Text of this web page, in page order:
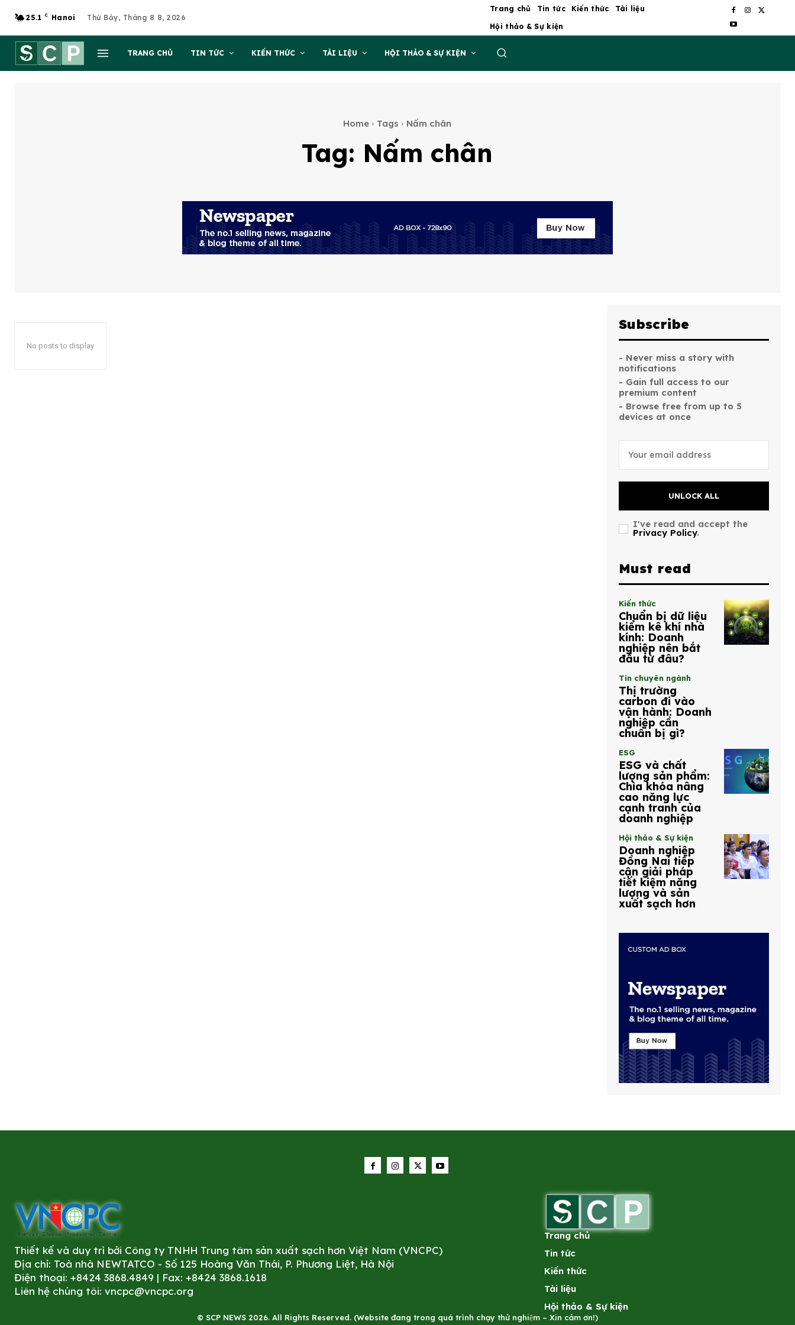
25.1 C Hanoi Thứ Bảy, Tháng 8 8, 2026
Trang chủ Tin tức Kiến thức
Tài liệu
Hội thảo & Sự kiện
TRANG CHỦ TIN TỨC KIẾN THỨC TÀI LIỆU HỘI THẢO & SỰ KIỆN
Home Tags Nấm chân
Tag: Nấm chân
No posts to display
Subscribe
- Never miss a story with
notifications
- Gain full access to our
premium content
- Browse free from up to 5
devices at once
UNLOCK ALL
I've read and accept the
Privacy Policy.
Must read
Kiến thức
Chuẩn bị dữ liệu
kiểm kê khí nhà
kính: Doanh
nghiệp nên bắt
đầu từ đâu?
Tin chuyên ngành
Thị trường
carbon đi vào
vận hành: Doanh
nghiệp cần
chuẩn bị gì?
ESG
ESG và chất
lượng sản phẩm:
Chìa khóa nâng
cao năng lực
cạnh tranh của
doanh nghiệp
Hội thảo & Sự kiện
Doanh nghiệp
Đồng Nai tiếp
cận giải pháp
tiết kiệm năng
lượng và sản
xuất sạch hơn
Thiết kế và duy trì bởi Công ty TNHH Trung tâm sản xuất sạch hơn Việt Nam (VNCPC)
Địa chỉ: Toà nhà NEWTATCO - Số 125 Hoàng Văn Thái, P. Phương Liệt, Hà Nội
Điện thoại: +8424 3868.4849 | Fax: +8424 3868.1618
Liên hệ chúng tôi: vncpc@vncpc.org
Trang chủ
Tin tức
Kiến thức
Tài liệu
Hội thảo & Sự kiện
© SCP NEWS 2026. All Rights Reserved. (Website đang trong quá trình chạy thử nghiệm – Xin cảm ơn!)